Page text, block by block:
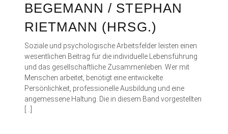
BEGEMANN / STEPHAN
RIETMANN (HRSG.)
Soziale und psychologische Arbeitsfelder leisten einen
wesentlichen Beitrag für die individuelle Lebensführung
und das gesellschaftliche Zusammenleben. Wer mit
Menschen arbeitet, benötigt eine entwickelte
Persönlichkeit, professionelle Ausbildung und eine
angemessene Haltung. Die in diesem Band vorgestellten
[…]